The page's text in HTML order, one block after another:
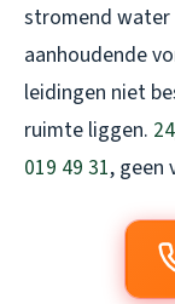
stromend water
aanhoudende
leidingen niet
ruimte liggen.
019 49 31, geen